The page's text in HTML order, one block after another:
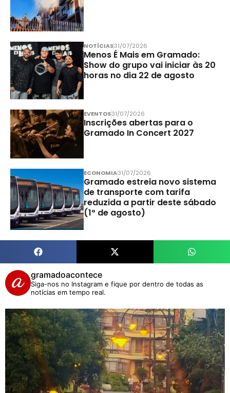
NOTÍCIAS31/07/2026
Menos É Mais em Gramado:
Show do grupo vai iniciar às 20
horas no dia 22 de agosto
EVENTOS31/07/2026
Inscrições abertas para o
Gramado In Concert 2027
ECONOMIA31/07/2026
Gramado estreia novo sistema
de transporte com tarifa
reduzida a partir deste sábado
(1º de agosto)
gramadoacontece
Siga-nos no Instagram e fique por dentro de todas as
notícias em tempo real.